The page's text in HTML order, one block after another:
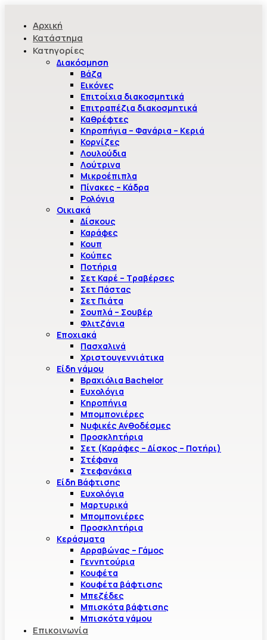
Αρχική
Κατάστημα
Κατηγορίες
Διακόσμηση
Βάζα
Εικόνες
Επιτοίχια διακοσμητικά
Επιτραπέζια διακοσμητικά
Καθρέφτες
Κηροπήγια – Φανάρια – Κεριά
Κορνίζες
Λουλούδια
Λούτρινα
Μικροέπιπλα
Πίνακες – Κάδρα
Ρολόγια
Οικιακά
Δίσκους
Καράφες
Κουπ
Κούπες
Ποτήρια
Σετ Καρέ – Τραβέρσες
Σετ Πάστας
Σετ Πιάτα
Σουπλά – Σουβέρ
Φλιτζάνια
Εποχιακά
Πασχαλινά
Χριστουγεννιάτικα
Είδη γάμου
Βραχιόλια Bachelor
Ευχολόγια
Κηροπήγια
Μπομπονιέρες
Νυφικές Ανθοδέσμες
Προσκλητήρια
Σετ (Καράφες – Δίσκος – Ποτήρι)
Στέφανα
Στεφανάκια
Είδη Βάφτισης
Ευχολόγια
Μαρτυρικά
Μπομπονιέρες
Προσκλητήρια
Κεράσματα
Αρραβώνας – Γάμος
Γεννητούρια
Κουφέτα
Κουφέτα βάφτισης
Μπεζέδες
Μπισκότα βάφτισης
Μπισκότα γάμου
Επικοινωνία